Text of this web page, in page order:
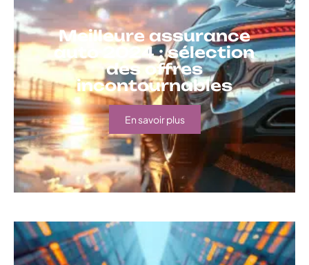
Meilleure assurance
auto 2024 : sélection
des offres
incontournables
En savoir plus